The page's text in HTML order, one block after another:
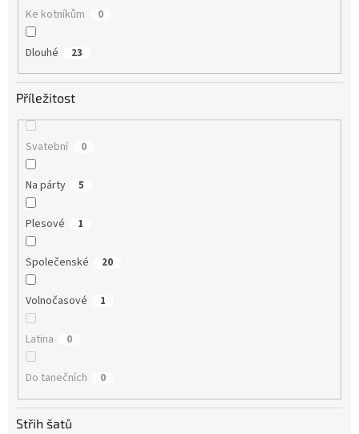
Ke kotníkům 0
Dlouhé 23
Příležitost
Svatební 0
Na párty 5
Plesové 1
Společenské 20
Volnočasové 1
Latina 0
Do tanečních 0
Střih šatů